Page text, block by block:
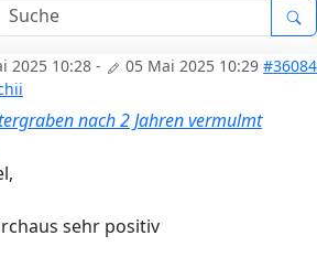
2025 10:28 - 05 Mai 2025 10:29 #36084
nach 2 Jahren vermulmt
sehr positiv